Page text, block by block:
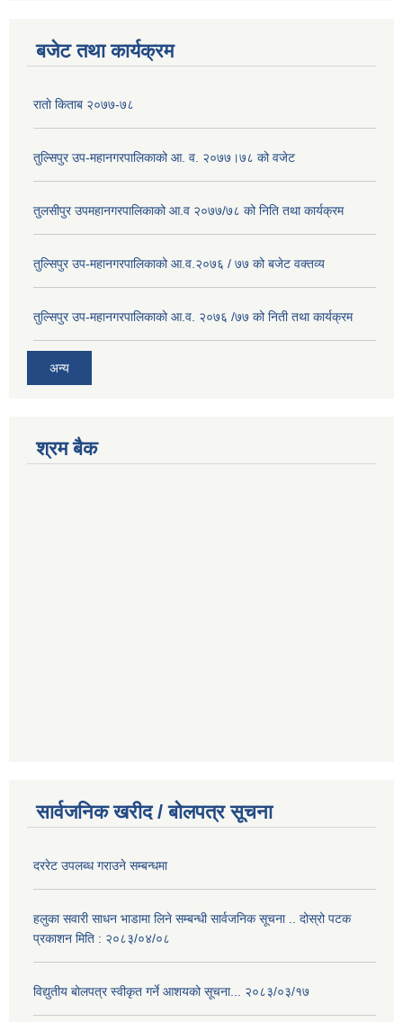
बजेट तथा कार्यक्रम
राताे किताब २०७७-७८
तुल्सिपुर उप-महानगरपालिकाको आ. व. २०७७।७८ को वजेट
तुलसीपुर उपमहानगरपालिकाको आ.व २०७७/७८ को निति तथा कार्यक्रम
तुल्सिपुर उप-महानगरपालिकाको आ.व.२०७६ / ७७ को बजेट वक्तव्य
तुल्सिपुर उप-महानगरपालिकाको आ.व. २०७६ /७७ को निती तथा कार्यक्रम
अन्य
श्रम बैक
सार्वजनिक खरीद / बोलपत्र सूचना
दररेट उपलब्ध गराउने सम्बन्धमा
हलुका सवारी साधन भाडामा लिने सम्बन्धी सार्वजनिक सूचना .. दोस्रो पटक
प्रकाशन मिति : २०८३/०४/०८
विद्युतीय बोलपत्र स्वीकृत गर्ने आशयको सूचना... २०८३/०३/१७